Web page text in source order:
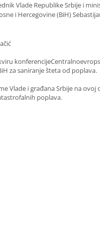
Vlade Republike Srbije i
i Hercegovine (BiH)
za saniranje šteta od poplava.
Vlade i građana Srbije na
poplava.